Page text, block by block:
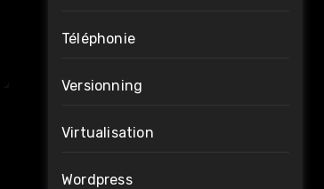
Téléphonie
Versionning
Virtualisation
Wordpress